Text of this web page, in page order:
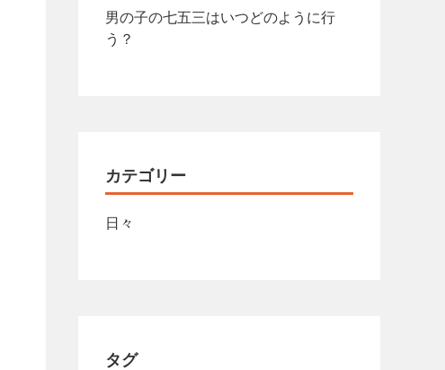
男の子の七五三はいつどのように行
う？
カテゴリー
日々
タグ